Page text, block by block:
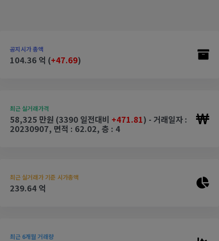
공지시가 총액
104.36 억 (+47.69)
최근 실거래가격
58,325 만원 (3390 일전대비 +471.81) - 거래일자 :
20230907, 면적 : 62.02, 층 : 4
최근 실거래가 기준 시가총액
239.64 억
최근 6개월 거래량